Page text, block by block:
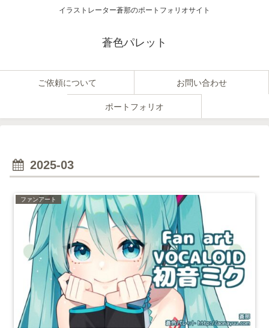
イラストレーター蒼那のポートフォリオサイト
蒼色パレット
ご依頼について お問い合わせ
ポートフォリオ
2025-03
ファンアート